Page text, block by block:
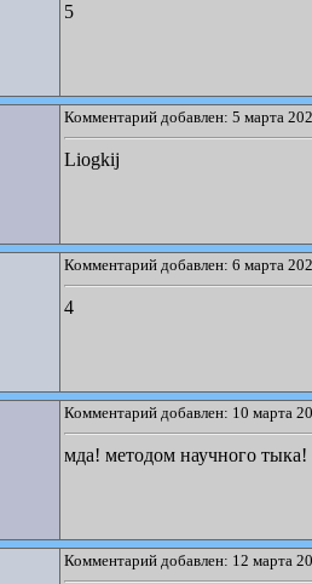
5
Комментарий добавлен: 5 марта
Liogkij
Комментарий добавлен: 6 марта
4
Комментарий добавлен: 10 марта
мда! методом научного тыка!
Комментарий добавлен: 12 марта